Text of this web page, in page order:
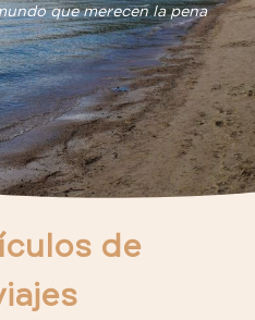
que merecen la pena
de